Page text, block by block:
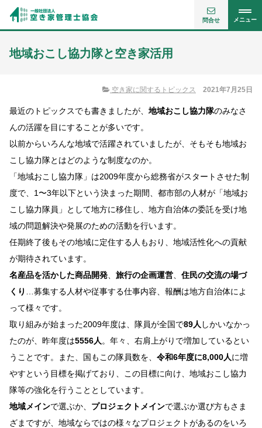
メニュー
問合せ
地域おこし協力隊と空き家活用
空き家に関するトピックス 2021年7月25日
最近のトピックスでも書きましたが、 地域おこし協力隊のみなさ
んの活躍を目にすることが多いです。
以前からいろんな地域で活躍されていましたが、そもそも地域お
こし協力隊とはどのような制度なのか。
「地域おこし協力隊」は2009年度から総務省がスタートさせた制
度で、1〜3年以下という決まった期間、都市部の人材が「地域お
こし協力隊員」として地方に移住し、地方自治体の委託を受け地
域の問題解決や発展のための活動を行います。
任期終了後もその地域に定住する人もおり、地域活性化への貢献
が期待されています。
名産品を活かした商品開発
旅行の企画運営
住民の交流の場づ
くり
…募集する人材や従事する仕事内容、報酬は地方自治体によ
って様々です。
取り組みが始まった2009年度は、隊員が全国で89人 しかいなかっ
たのが、昨年度は5556人 。年々、右肩上がりで増加しているとい
うことです。また、国もこの隊員数を、 令和6年度に8,000人に増
やすという目標を掲げており、この目標に向け、地域おこし協力
隊等の強化を行うこととしています。
地域メインで選ぶか、 プロジェクトメインで選ぶか選び方もさま
ざまですが、地域ならではの様々なプロジェクトがあるのをいろ